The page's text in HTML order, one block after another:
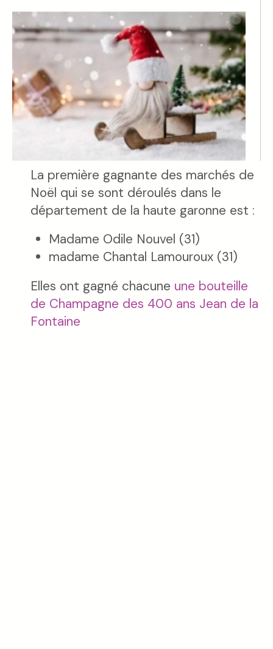
La première gagnante des marchés de
Noël qui se sont déroulés dans le
département de la haute garonne est :
Madame Odile Nouvel (31)
madame Chantal Lamouroux (31)
Elles ont gagné chacune une bouteille
de Champagne des 400 ans Jean de la
Fontaine